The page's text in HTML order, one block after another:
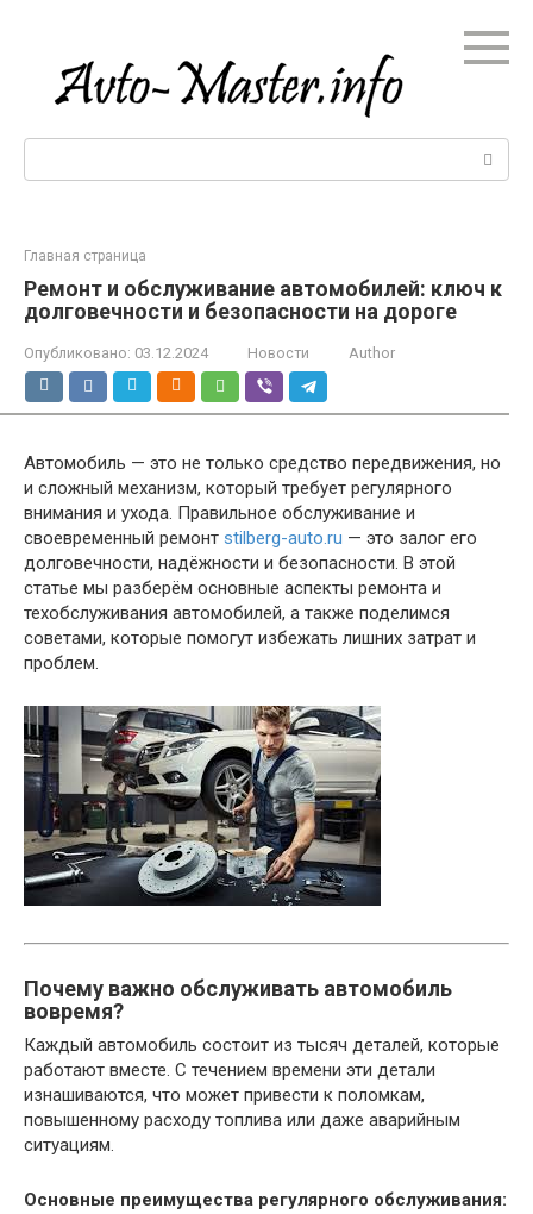
Главная страница
Ремонт и обслуживание автомобилей: ключ к
долговечности и безопасности на дороге
Опубликовано: 03.12.2024 Новости Author
Автомобиль — это не только средство передвижения, но
и сложный механизм, который требует регулярного
внимания и ухода. Правильное обслуживание и
своевременный ремонт stilberg-auto.ru — это залог его
долговечности, надёжности и безопасности. В этой
статье мы разберём основные аспекты ремонта и
техобслуживания автомобилей, а также поделимся
советами, которые помогут избежать лишних затрат и
проблем.
Почему важно обслуживать автомобиль
вовремя?
Каждый автомобиль состоит из тысяч деталей, которые
работают вместе. С течением времени эти детали
изнашиваются, что может привести к поломкам,
повышенному расходу топлива или даже аварийным
ситуациям.
Основные преимущества регулярного обслуживания: